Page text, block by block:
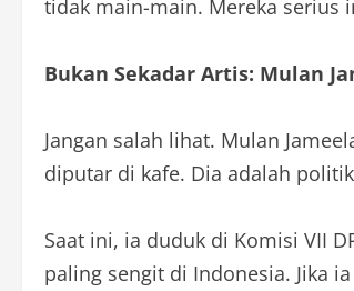
tidak main-main. Mereka serius
Bukan Sekadar Artis: Mulan
Jangan salah lihat. Mulan
diputar di kafe. Dia adalah
Saat ini, ia duduk di Komisi VII
paling sengit di Indonesia. Jika